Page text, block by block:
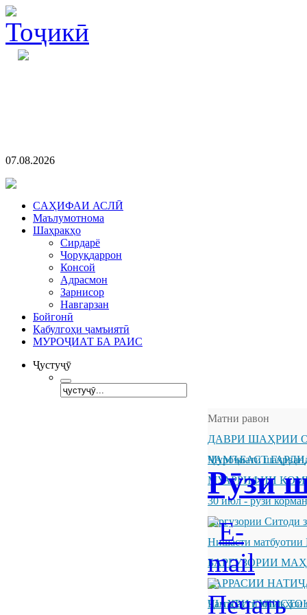
07.08.2026
CАҲИФАИ АСЛӢ
Маълумотнома
Шаҳракҳо
Сирдарё
Чоруқдаррон
Консой
Адрасмон
Зарнисор
Навгарзан
Бойгонӣ
Қабулгоҳи ҷамъиятӣ
МУРОҶИАТ БА РАИС
Ҷустуҷӯ
Матни равон
ДАВРИ ШАҲРИИ
ҶАМЪБАСТ
Муроҷиати
МУАРРИФИИ
30 июл - рӯзи
Баргузории Ситоди
Нишасти матбуотии
БАРГУЗОРИИ
БАРРАСИИ
ШАҲРИ
Ҷамъбасти машқҳои
Рӯзи